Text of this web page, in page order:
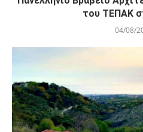
του ΤΕΠΑΚ
04/08/